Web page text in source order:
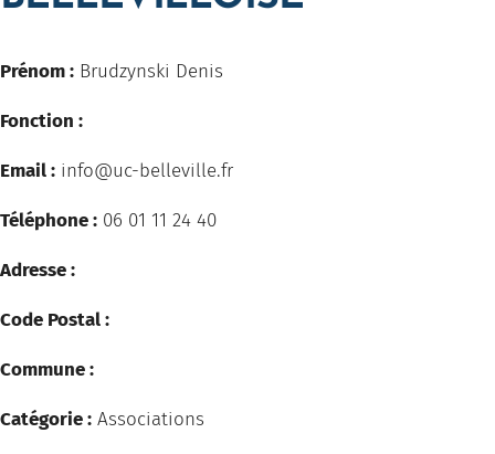
Prénom : Brudzynski Denis
Fonction :
Email : info@uc-belleville.fr
Téléphone : 06 01 11 24 40
Adresse :
Code Postal :
Commune :
Catégorie : Associations